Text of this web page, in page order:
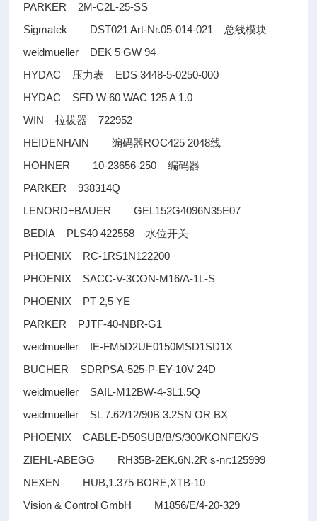
PARKER 2M-C2L-25-SS
Sigmatek DST021 Art-Nr.05-014-021 总线模块
weidmueller DEK 5 GW 94
HYDAC 压力表 EDS 3448-5-0250-000
HYDAC SFD W 60 WAC 125 A 1.0
WIN拉拔器
722952
HEIDENHAIN编码器ROC425 2048线
HOHNER 10-23656-250编码器
PARKER 938314Q
LENORD+BAUER GEL152G4096N35E07
BEDIA PLS40 422558 水位开关
PHOENIX RC-1RS1N122200
PHOENIX SACC-V-3CON-M16/A-1L-S
PHOENIX PT 2,5 YE
PARKER PJTF-40-NBR-G1
weidmueller IE-FM5D2UE0150MSD1SD1X
BUCHER SDRPSA-525-P-EY-10V 24D
weidmueller SAIL-M12BW-4-3L1.5Q
weidmueller SL 7.62/12/90B 3.2SN OR BX
PHOENIX CABLE-D50SUB/B/S/300/KONFEK/S
ZIEHL-ABEGG RH35B-2EK.6N.2R s-nr:125999
NEXEN HUB,1.375 BORE,XTB-10
Vision & Control GmbH M1856/E/4-20-329